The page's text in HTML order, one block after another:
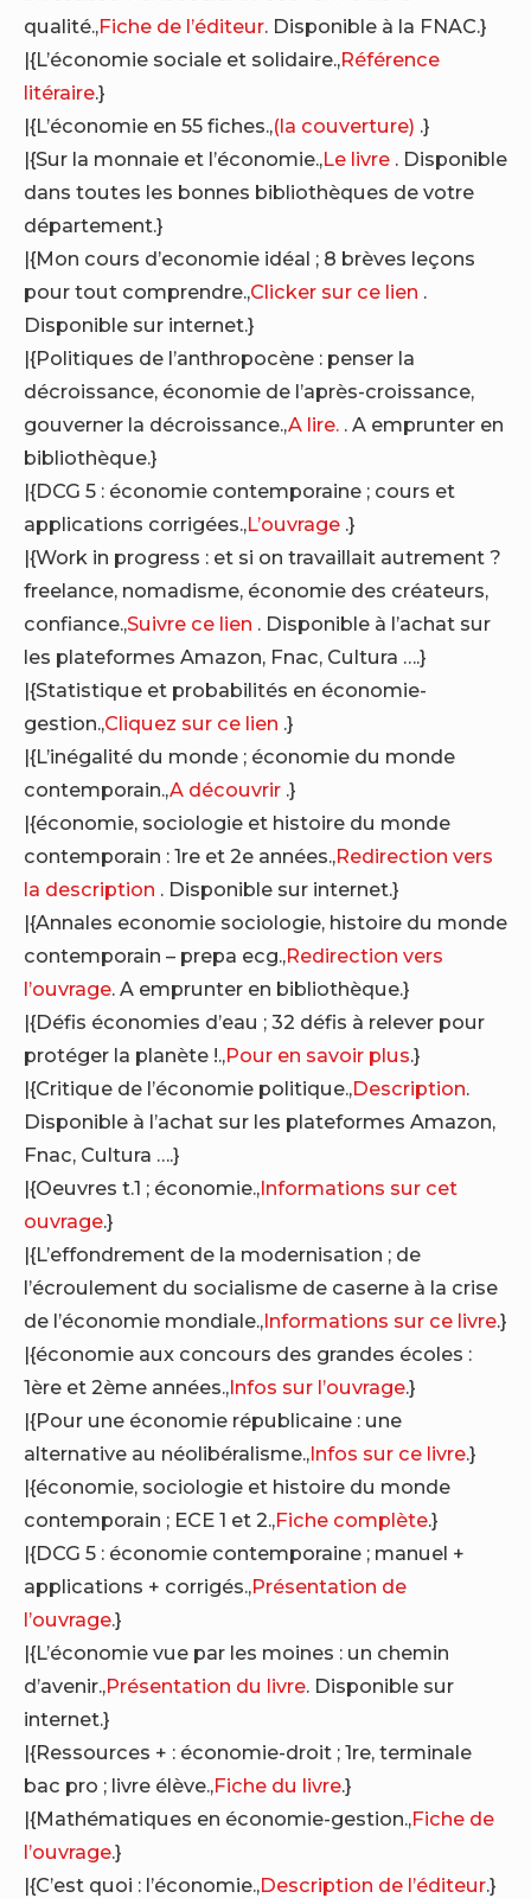
qualité.,Fiche de l’éditeur. Disponible à la FNAC.}
|{L’économie sociale et solidaire.,Référence
litéraire.}
|{L’économie en 55 fiches.,(la couverture) .}
|{Sur la monnaie et l’économie.,Le livre . Disponible
dans toutes les bonnes bibliothèques de votre
département.}
|{Mon cours d’economie idéal ; 8 brèves leçons
pour tout comprendre.,Clicker sur ce lien .
Disponible sur internet.}
|{Politiques de l’anthropocène : penser la
décroissance, économie de l’après-croissance,
gouverner la décroissance.,A lire. . A emprunter en
bibliothèque.}
|{DCG 5 : économie contemporaine ; cours et
applications corrigées.,L’ouvrage .}
|{Work in progress : et si on travaillait autrement ?
freelance, nomadisme, économie des créateurs,
confiance.,Suivre ce lien . Disponible à l’achat sur
les plateformes Amazon, Fnac, Cultura ….}
|{Statistique et probabilités en économie-
gestion.,Cliquez sur ce lien .}
|{L’inégalité du monde ; économie du monde
contemporain.,A découvrir .}
|{économie, sociologie et histoire du monde
contemporain : 1re et 2e années.,Redirection vers
la description . Disponible sur internet.}
|{Annales economie sociologie, histoire du monde
contemporain – prepa ecg.,Redirection vers
l’ouvrage. A emprunter en bibliothèque.}
|{Défis économies d’eau ; 32 défis à relever pour
protéger la planète !.,Pour en savoir plus.}
|{Critique de l’économie politique.,Description.
Disponible à l’achat sur les plateformes Amazon,
Fnac, Cultura ….}
|{Oeuvres t.1 ; économie.,Informations sur cet
ouvrage.}
|{L’effondrement de la modernisation ; de
l’écroulement du socialisme de caserne à la crise
de l’économie mondiale.,Informations sur ce livre.}
|{économie aux concours des grandes écoles :
1ère et 2ème années.,Infos sur l’ouvrage.}
|{Pour une économie républicaine : une
alternative au néolibéralisme.,Infos sur ce livre.}
|{économie, sociologie et histoire du monde
contemporain ; ECE 1 et 2.,Fiche complète.}
|{DCG 5 : économie contemporaine ; manuel +
applications + corrigés.,Présentation de
l’ouvrage.}
|{L’économie vue par les moines : un chemin
d’avenir.,Présentation du livre. Disponible sur
internet.}
|{Ressources + : économie-droit ; 1re, terminale
bac pro ; livre élève.,Fiche du livre.}
|{Mathématiques en économie-gestion.,Fiche de
l’ouvrage.}
|{C’est quoi : l’économie.,Description de l’éditeur.}